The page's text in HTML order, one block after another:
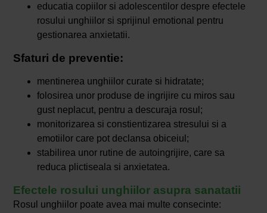
educatia copiilor si adolescentilor despre efectele
rosului unghiilor si sprijinul emotional pentru
gestionarea anxietatii.
Sfaturi de preventie:
mentinerea unghiilor curate si hidratate;
folosirea unor produse de ingrijire cu miros sau
gust neplacut, pentru a descuraja rosul;
monitorizarea si constientizarea stresului si a
emotiilor care pot declansa obiceiul;
stabilirea unor rutine de autoingrijire, care sa
reduca plictiseala si anxietatea.
Efectele rosului unghiilor asupra sanatatii
Rosul unghiilor poate avea mai multe consecinte: